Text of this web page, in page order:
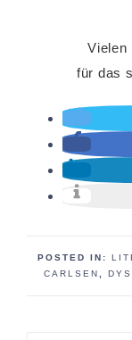
Vielen
für das
POSTED IN:
CARLSEN